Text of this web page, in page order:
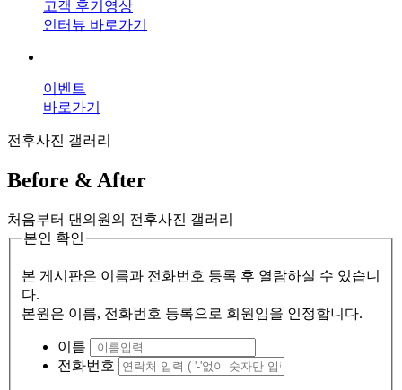
고객 후기영상
인터뷰 바로가기
이벤트
바로가기
전후사진 갤러리
Before & After
처음부터 댄의원의 전후사진 갤러리
본인 확인
본 게시판은 이름과 전화번호 등록 후 열람하실 수 있습니
다.
본원은 이름, 전화번호 등록으로 회원임을 인정합니다.
이름
전화번호